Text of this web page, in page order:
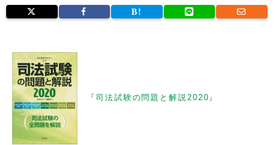
『司法試験の問題と解説2020』